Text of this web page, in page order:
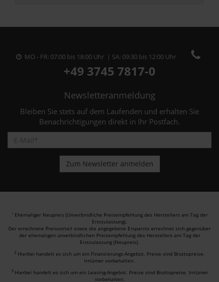
MO - FR: 07:00 bis 18:00 Uhr | SA: 09:30 bis 12:00 Uhr
+49 3745 7817-0
Newsletteranmeldung
Bleiben Sie stets auf dem Laufenden und erhalten Sie
Benachrichtigungen direkt in Ihr Postfach.
1 Ehemaliger Neupreis (Unverbindliche Preisempfehlung des Herstellers am Tag der
Erstzulassung).
Der errechnete Preisvorteil sowie die angegebene Ersparnis errechnet sich gegenüber
der ehemaligen unverbindlichen Preisempfehlung des Herstellers am Tag der
Erstzulassung (Neupreis).
2 Hierbei handelt es sich um ein Finanzierungs-Angebot. Preise sind Bruttopreise.
Irrtümer vorbehalten.
3 Hierbei handelt es sich um ein Leasing-Angebot. Preise sind Bruttopreise. Irrtümer
vorbehalten.